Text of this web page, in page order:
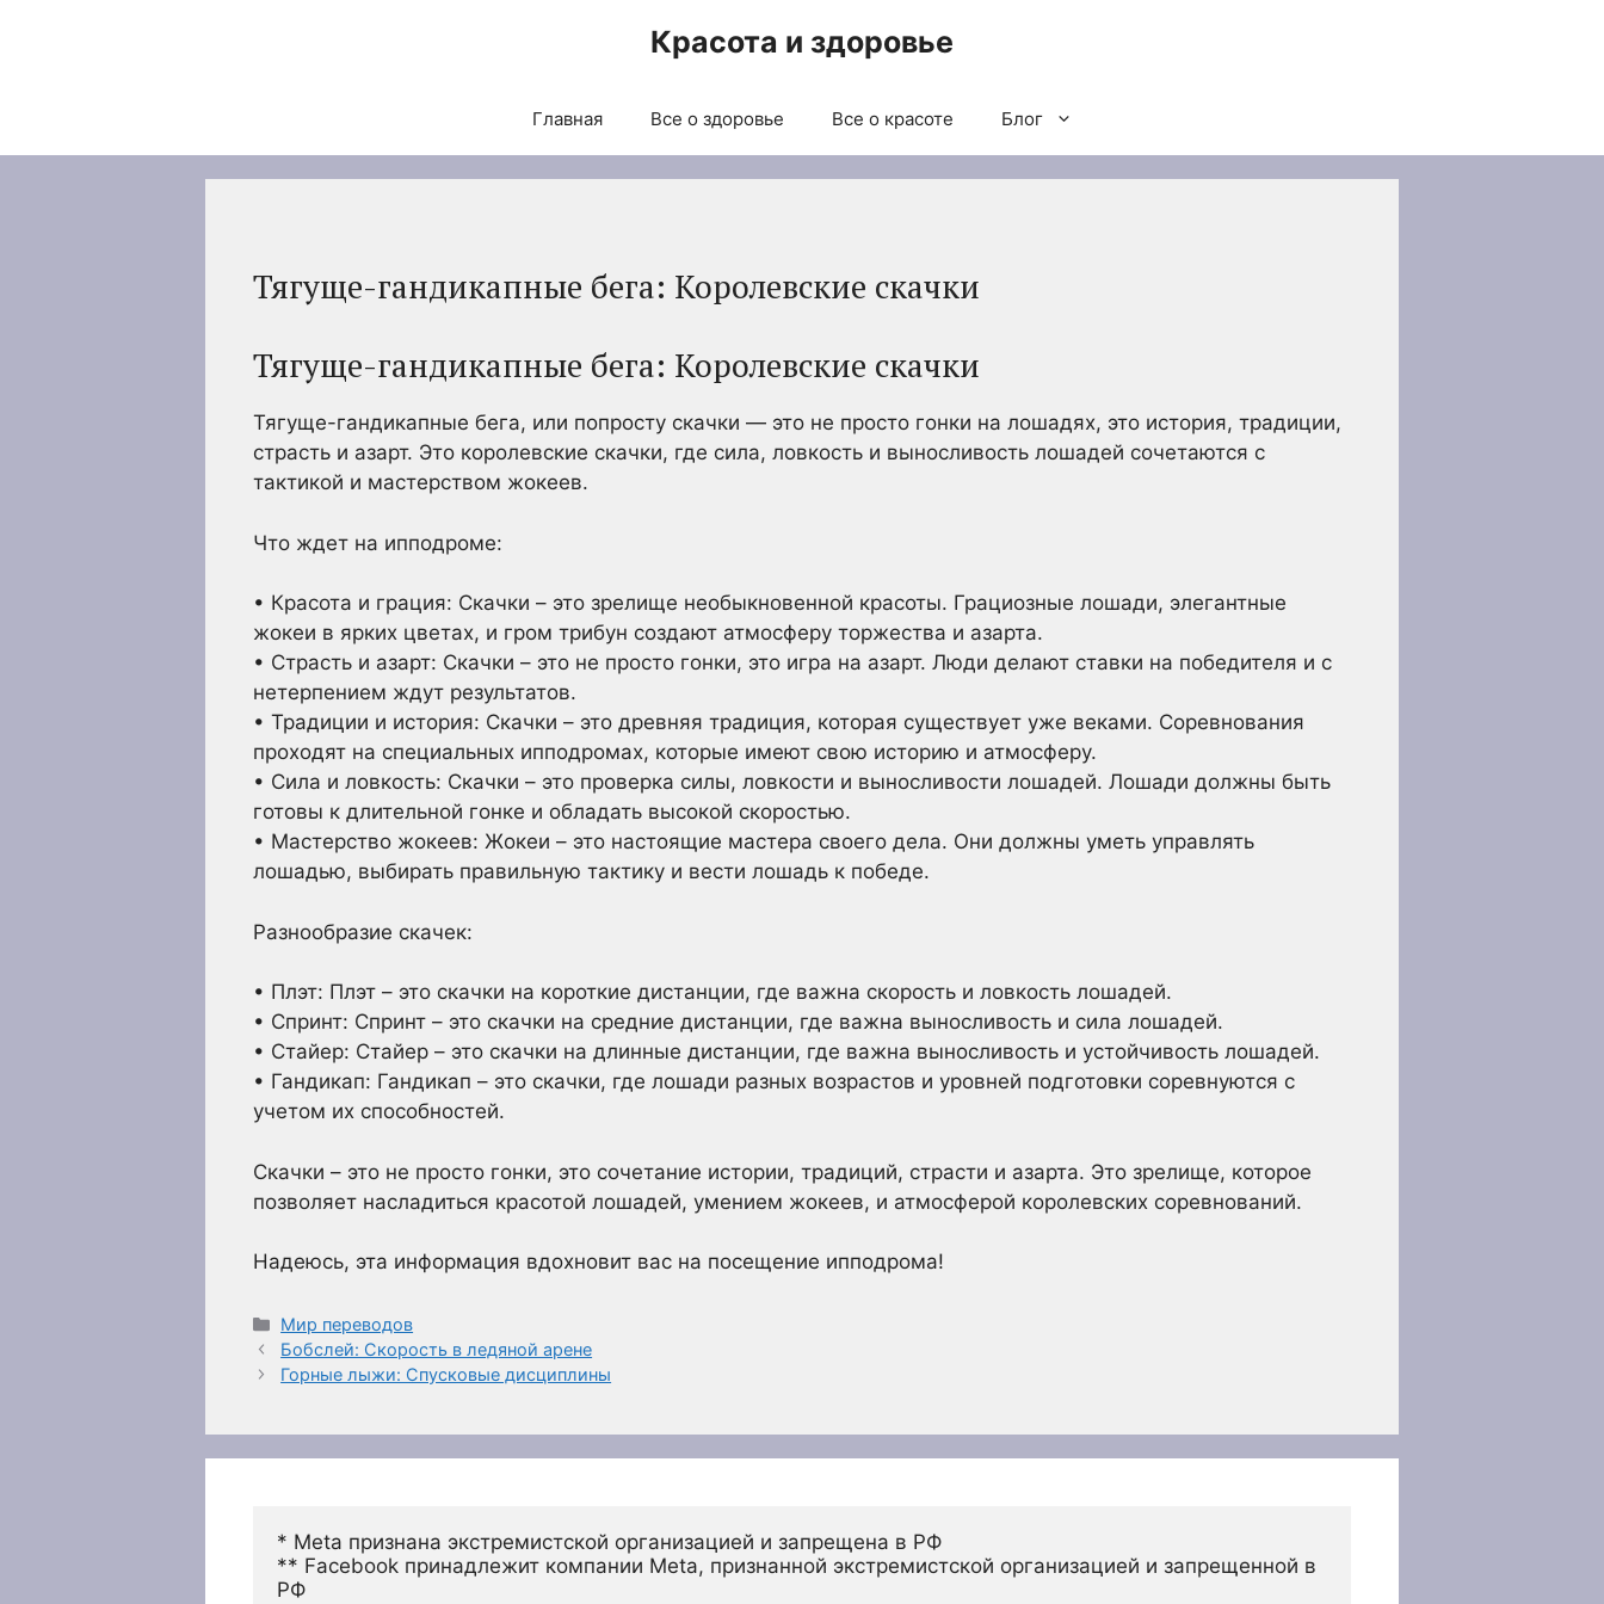
Красота и здоровье
Главная Все о здоровье Все о красоте Блог
Тягуще-гандикапные бега: Королевские скачки
Тягуще-гандикапные бега: Королевские скачки
Тягуще-гандикапные бега, или попросту скачки — это не просто гонки на лошадях, это история, традиции,
страсть и азарт. Это королевские скачки, где сила, ловкость и выносливость лошадей сочетаются с
тактикой и мастерством жокеев.
Что ждет на ипподроме:
• Красота и грация: Скачки – это зрелище необыкновенной красоты. Грациозные лошади, элегантные
жокеи в ярких цветах, и гром трибун создают атмосферу торжества и азарта.
• Страсть и азарт: Скачки – это не просто гонки, это игра на азарт. Люди делают ставки на победителя и с
нетерпением ждут результатов.
• Традиции и история: Скачки – это древняя традиция, которая существует уже веками. Соревнования
проходят на специальных ипподромах, которые имеют свою историю и атмосферу.
• Сила и ловкость: Скачки – это проверка силы, ловкости и выносливости лошадей. Лошади должны быть
готовы к длительной гонке и обладать высокой скоростью.
• Мастерство жокеев: Жокеи – это настоящие мастера своего дела. Они должны уметь управлять
лошадью, выбирать правильную тактику и вести лошадь к победе.
Разнообразие скачек:
• Плэт: Плэт – это скачки на короткие дистанции, где важна скорость и ловкость лошадей.
• Спринт: Спринт – это скачки на средние дистанции, где важна выносливость и сила лошадей.
• Стайер: Стайер – это скачки на длинные дистанции, где важна выносливость и устойчивость лошадей.
• Гандикап: Гандикап – это скачки, где лошади разных возрастов и уровней подготовки соревнуются с
учетом их способностей.
Скачки – это не просто гонки, это сочетание истории, традиций, страсти и азарта. Это зрелище, которое
позволяет насладиться красотой лошадей, умением жокеев, и атмосферой королевских соревнований.
Надеюсь, эта информация вдохновит вас на посещение ипподрома!
Рубрики
Мир переводов
Бобслей: Скорость в ледяной арене
Горные лыжи: Спусковые дисциплины
* Meta признана экстремистской организацией и запрещена в РФ
** Facebook принадлежит компании Meta, признанной экстремистской организацией и запрещенной в
РФ